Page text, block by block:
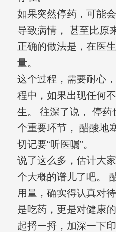
如果突然停药，可能会
导致病情， 甚至比原
正确的做法是，在医
量。
这个过程，需要耐心
程中，如果出现任何
生。 往深了说， 停药
个重要环节， 醋酸地
切记要“听医嘱”。
说了这么多，估计大
个大概的谱儿了吧。
用量，确实得认真对
是吃药，更是对健康
起捋一捋，加深一下印